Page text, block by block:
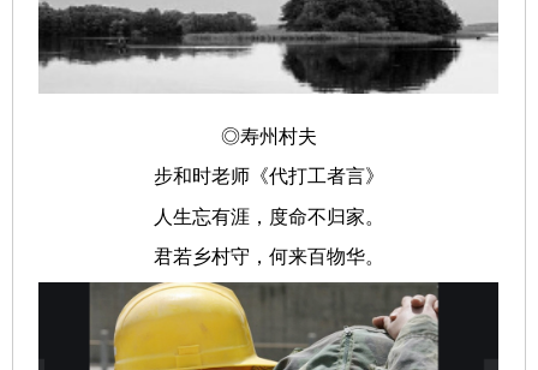
◎寿州村夫
步和时老师《代打工者言》
人生忘有涯，度命不归家。
君若乡村守，何来百物华。